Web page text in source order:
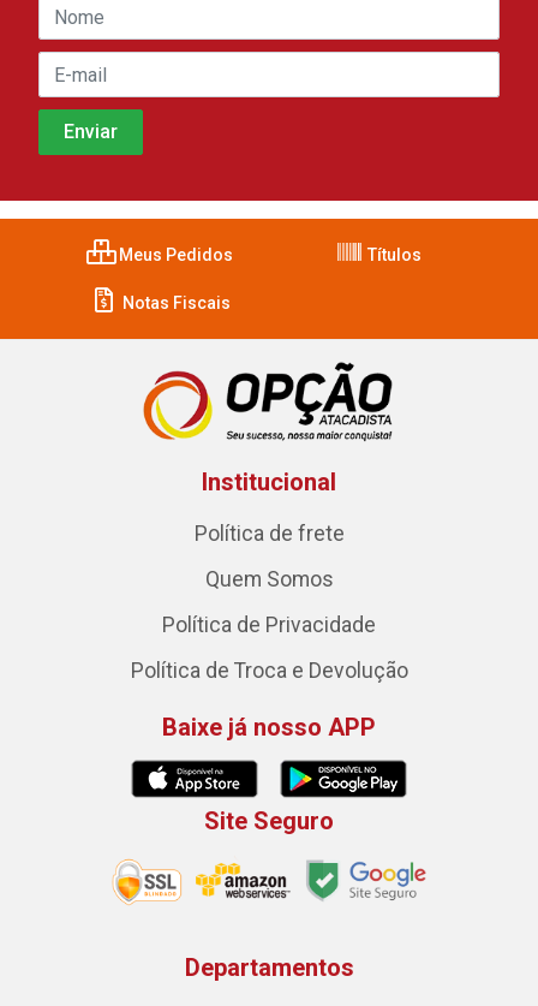
Meus Pedidos Títulos
Notas Fiscais
Institucional
Política de frete
Quem Somos
Política de Privacidade
Política de Troca e Devolução
Baixe já nosso APP
Site Seguro
Departamentos